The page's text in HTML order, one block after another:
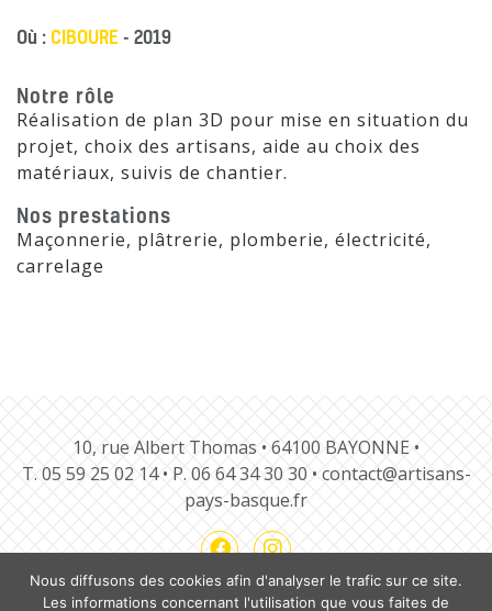
Où : CIBOURE - 2019
Notre rôle
Réalisation de plan 3D pour mise en situation du
projet, choix des artisans, aide au choix des
matériaux, suivis de chantier.
Nos prestations
Maçonnerie, plâtrerie, plomberie, électricité,
carrelage
10, rue Albert Thomas • 64100 BAYONNE •
T. 05 59 25 02 14• P. 06 64 34 30 30 • contact@artisans-
pays-basque.fr
Nous diffusons des cookies afin d'analyser le trafic sur ce site.
Les informations concernant l'utilisation que vous faites de